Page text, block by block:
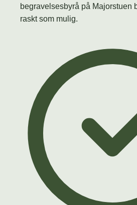
begravelsesbyrå på Majorstuen
raskt som mulig.